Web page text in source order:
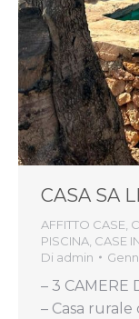
CASA SA
AFFITTO CASE,
PISCINA, CASE
Di admin
– 3 CAMERE
– Casa